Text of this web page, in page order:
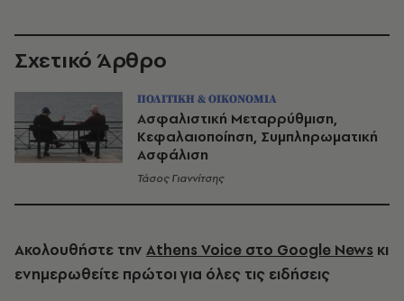
Σχετικό Άρθρο
ΠΟΛΙΤΙΚΗ & ΟΙΚΟΝΟΜΙΑ
Ασφαλιστική Μεταρρύθμιση,
Κεφαλαιοποίηση, Συμπληρωματική
Ασφάλιση
Τάσος Γιαννίτσης
Ακολουθήστε την Athens Voice στο Google News κι
ενημερωθείτε πρώτοι για όλες τις ειδήσεις